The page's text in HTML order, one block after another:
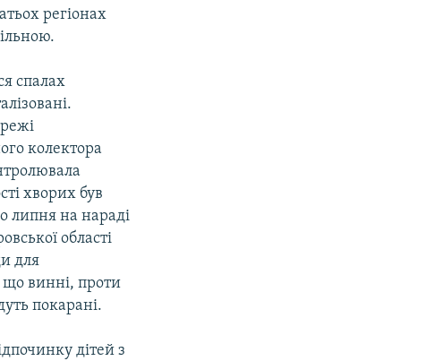
регіонах
спалах
колектора
хворих був
липня на нараді
області
для
що винні, проти
покарані.
дітей з